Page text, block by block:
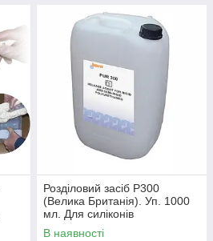
Розділовий засіб P300
(Велика Британія). Уп. 1000
мл. Для силіконів
В наявності